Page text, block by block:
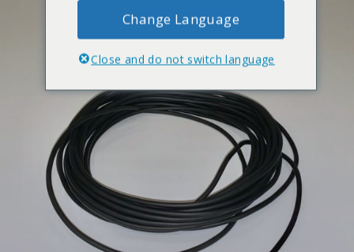
Change Language
Close and do not switch language